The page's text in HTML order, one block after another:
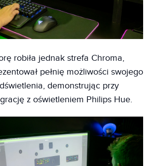
robiła jednak strefa Chroma,
pełnię możliwości swojego
demonstrując przy
z oświetleniem Philips Hue.